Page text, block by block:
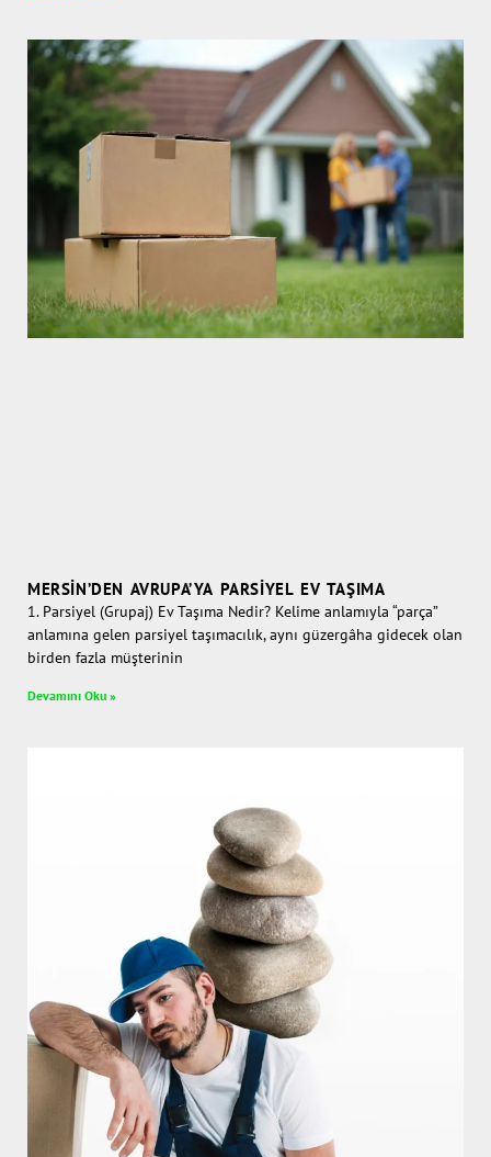
MERSIN’DEN AVRUPA’YA PARSIYEL EV TAŞIMA
1. Parsiyel (Grupaj) Ev Taşıma Nedir? Kelime anlamıyla “parça”
anlamına gelen parsiyel taşımacılık, aynı güzergâha gidecek olan
birden fazla müşterinin
Devamını Oku »